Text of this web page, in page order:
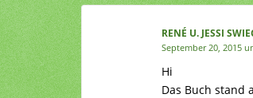
RENÉ U. JESSI
September 20, 2015
Hi
Das Buch stand